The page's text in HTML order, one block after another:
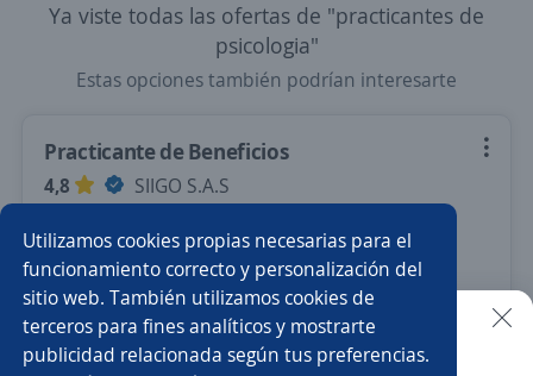
Utilizamos cookies propias necesarias para el
funcionamiento correcto y personalización del
sitio web. También utilizamos cookies de
terceros para fines analíticos y mostrarte
publicidad relacionada según tus preferencias.
Ya viste todas las ofertas de "practicantes de
psicologia"
Estas opciones también podrían interesarte
Practicante de Beneficios
4,8
SIIGO S.A.S
Remoto
Ayer
Buscar es más fácil en la app